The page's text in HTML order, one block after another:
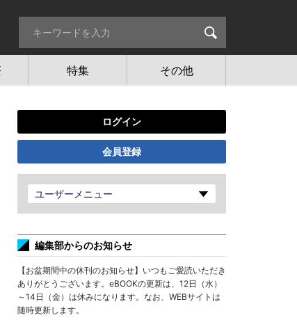
特集 その他
ログイン
会員登録
ユーザーメニュー
編集部からのお知らせ
【お盆期間中の休刊のお知らせ】いつもご愛読いただき
ありがとうございます。eBOOKの更新は、12日（水）
～14日（金）は休みになります。なお、WEBサイトは
随時更新します。